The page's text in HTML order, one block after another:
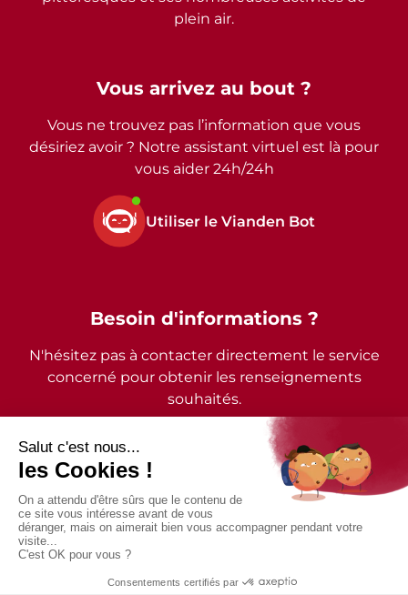
Vous arrivez au bout ?
Vous ne trouvez pas l’information que vous
désiriez avoir ? Notre assistant virtuel est là pour
vous aider 24h/24h
Utiliser le Vianden Bot
plein air.
Besoin d'informations ?
N'hésitez pas à contacter directement le service
concerné pour obtenir les renseignements
souhaités.
2026 - © Commune de Vianden - Tous droits réservés
Politique de confidentialité